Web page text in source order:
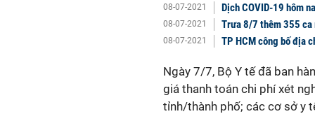
08-07-2021 Dịch COVID-19 hôm
08-07-2021 Trưa 8/7 thêm 355 ca
08-07-2021 TP HCM công bố địa
Ngày 7/7, Bộ Y tế đã ban
giá thanh toán chi phí xét
tỉnh/thành phố; các cơ sở y